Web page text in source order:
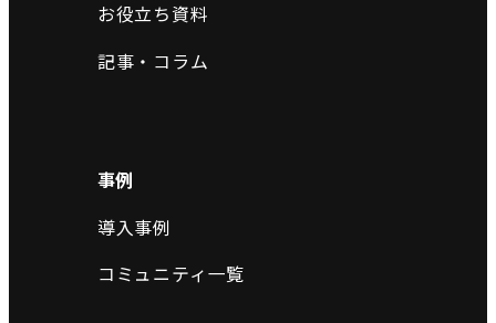
お役立ち資料
記事・コラム
事例
導入事例
コミュニティ一覧